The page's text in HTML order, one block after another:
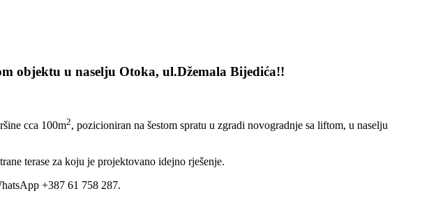
objektu u naselju Otoka, ul.Džemala Bijedića!!
cca 100m2, pozicioniran na šestom spratu u zgradi novogradnje sa liftom, u naselju
terase za koju je projektovano idejno rješenje.
+387 61 758 287.